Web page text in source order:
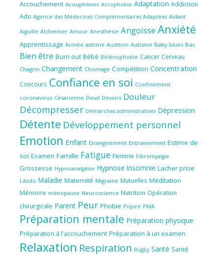
Accouchement Acouphènes Acrophobie Adaptation Addiction
Ado Agence des Médecines Complémentaires Adaptées Aidant
Aiguille Alzheimer Amour Anesthésie Angoisse Anxiété
Apprentissage Armée asthme Audition Autisme Baby blues Bac
Bien être Burn out Bébé Bélénophobie Cancer Cerveau
Chagrin Changement Chomage Compétition Concentration
Concours Confiance en soi Confinement
coronavirus Césarienne Deuil Devoirs Douleur
Décompresser Démarches administratives Dépression
Détente Développement personnel
Emotion Enfant Enseignement Entrainement Estime de
soi Examen Famille Fatigue Femme Fibromyalgie
Grossesse Hypnoanalgésie Hypnose Insomnie Lacher prise
Libido Maladie Maternité Migraine Mutuelles Méditation
Mémoire ménopause Neuroscience Nutrition Opération
chirurgicale Parent Peur Phobie Piqure PMA
Préparation mentale Préparation physique
Préparation à l'accouchement Préparation à un examen
Relaxation Respiration Rugby Santé Santé